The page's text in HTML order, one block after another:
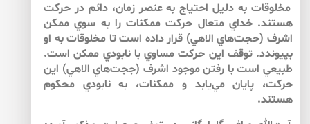
مخلوقات به دليل احتياج به عنصر زمان، دائم در حركت
هستند. خداي متعال حركت ممكنات را به‌ سوي ممكن
اشرف (حجت‌هاي الاهي) قرار داده است تا مخلوقات به او
بپيوندد. توقف اين حركت مساوي با نابودي ممكن است.
طبيعي است با رفتن موجود اشرف (ججت‌هاي الاهي) اين
حركت، پايان مي‌يابد و ممكنات، به نابودي محكوم
هستند.